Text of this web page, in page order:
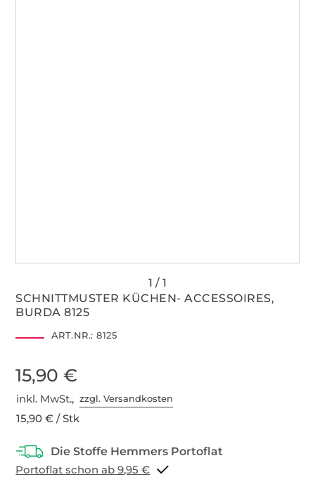
SCHNITTMUSTER KÜCHEN- ACCESSOIRES,
BURDA 8125
ART.NR.: 8125
15,90 €
inkl. MwSt.,zzgl. Versandkosten
15,90 € / Stk
Portoflat schon ab 9,95 €